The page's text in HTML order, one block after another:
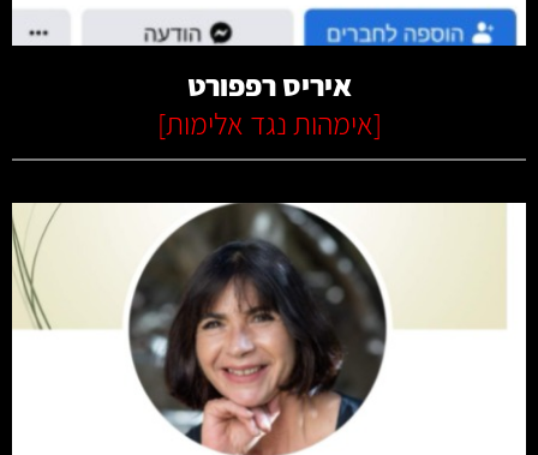
איריס רפפורט
[אימהות נגד אלימות]